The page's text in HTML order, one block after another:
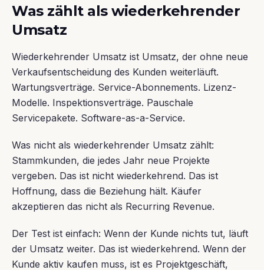
Was zählt als wiederkehrender
Umsatz
Wiederkehrender Umsatz ist Umsatz, der ohne neue
Verkaufsentscheidung des Kunden weiterläuft.
Wartungsverträge. Service-Abonnements. Lizenz-
Modelle. Inspektionsverträge. Pauschale
Servicepakete. Software-as-a-Service.
Was nicht als wiederkehrender Umsatz zählt:
Stammkunden, die jedes Jahr neue Projekte
vergeben. Das ist nicht wiederkehrend. Das ist
Hoffnung, dass die Beziehung hält. Käufer
akzeptieren das nicht als Recurring Revenue.
Der Test ist einfach: Wenn der Kunde nichts tut, läuft
der Umsatz weiter. Das ist wiederkehrend. Wenn der
Kunde aktiv kaufen muss, ist es Projektgeschäft,